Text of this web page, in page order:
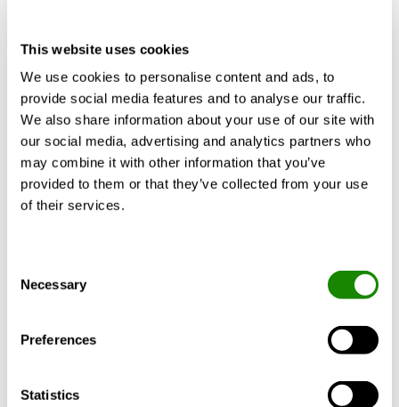
This website uses cookies
We use cookies to personalise content and ads, to
provide social media features and to analyse our traffic.
We also share information about your use of our site with
our social media, advertising and analytics partners who
may combine it with other information that you’ve
provided to them or that they’ve collected from your use
of their services.
Selection
Necessary
Preferences
Statistics
HP: bomba de calor reversible
Puntos fuertes
Refrigerante R32: solución con un impacto
medioambiental muy bajo (GWP = 675)
Niveles de ruido más bajos de su categoría: hasta
52 dB(A).
Los componentes (compresor, ventilador, bomba)
Control de agua caliente sanitaria
Límites de trabajo extendidos: 58 ºC de LWT con
Control avanzado gracias a la conectividad WiFi
Mostrar más